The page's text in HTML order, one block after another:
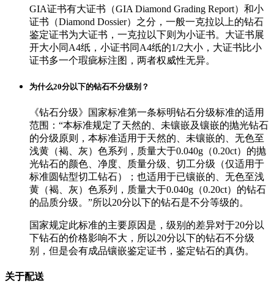
GIA证书有大证书（GIA Diamond Grading Report）和小
证书（Diamond Dossier）之分，一般一克拉以上的钻石
鉴定证书为大证书，一克拉以下则为小证书。大证书展
开大小同A4纸，小证书同A4纸的1/2大小，大证书比小
证书多一个瑕疵标注图，两者权威性无异。
为什么20分以下的钻石不分级别？
《钻石分级》国家标准第一条标明钻石分级标准的适用
范围：“本标准规定了天然的、未镶嵌及镶嵌的抛光钻石
的分级原则，本标准适用于天然的、未镶嵌的、无色至
浅黄（褐、灰）色系列，质量大于0.040g（0.20ct）的抛
光钻石的颜色、净度、质量分级、切工分级（仅适用于
标准圆钻型切工钻石）；也适用于已镶嵌的、无色至浅
黄（褐、灰）色系列，质量大于0.040g（0.20ct）的钻石
的品质分级。”所以20分以下的钻石是不分等级的。
国家规定此标准的主要原因是，级别的差异对于20分以
下钻石的价格影响不大，所以20分以下的钻石不分级
别，但是会有成品镶嵌鉴定证书，鉴定钻石的真伪。
关于配送